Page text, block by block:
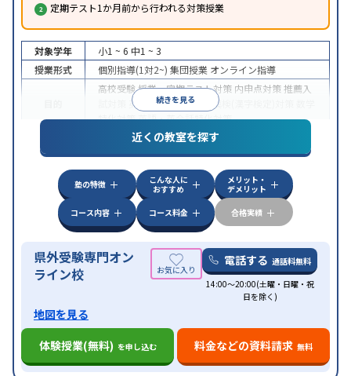
定期テスト1か月前から行われる対策授業
続きを見る
対象学年 小1 ~ 6 中1 ~ 3
授業形式
個別指導(1対2~) 集団授業 オンライン指導
高校受験授業・定期テスト対策 内申点対策推薦入
英検(英語検定)対策 漢検(漢字検定)対策
特化対策英語・英会話特化対策
オンライン対応
近くの教室を探す
塾の特徴
こんな人に
おすすめ
メリット・
デメリット
コース内容
コース料金 合格実績
県外受験専門オン
ライン校
電話する 通話料無料
14:00～20:00(土曜・日曜・祝
日を除く)
地図を見る
体験授業(無料) を申し込む 料金などの資料請求 無料